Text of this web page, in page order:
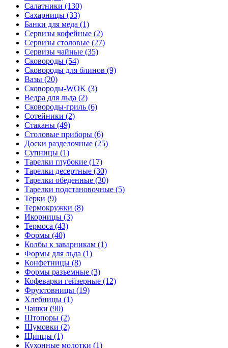
Салатники (130)
Сахарницы (33)
Банки для меда (1)
Сервизы кофейные (2)
Сервизы столовые (27)
Сервизы чайные (35)
Сковороды (54)
Сковороды для блинов (9)
Вазы (20)
Сковороды-WOK (3)
Ведра для льда (2)
Сковороды-гриль (6)
Сотейники (2)
Стаканы (49)
Столовые приборы (6)
Доски разделочные (25)
Супницы (1)
Тарелки глубокие (17)
Тарелки десертные (30)
Тарелки обеденные (30)
Тарелки подстановочные (5)
Терки (9)
Термокружки (8)
Икорницы (3)
Термоса (43)
Формы (40)
Колбы к заварникам (1)
Формы для льда (1)
Конфетницы (8)
Формы разъемные (3)
Кофеварки гейзерные (12)
Фруктовницы (19)
Хлебницы (1)
Чашки (90)
Штопоры (2)
Шумовки (2)
Щипцы (1)
Кухонные молотки (1)